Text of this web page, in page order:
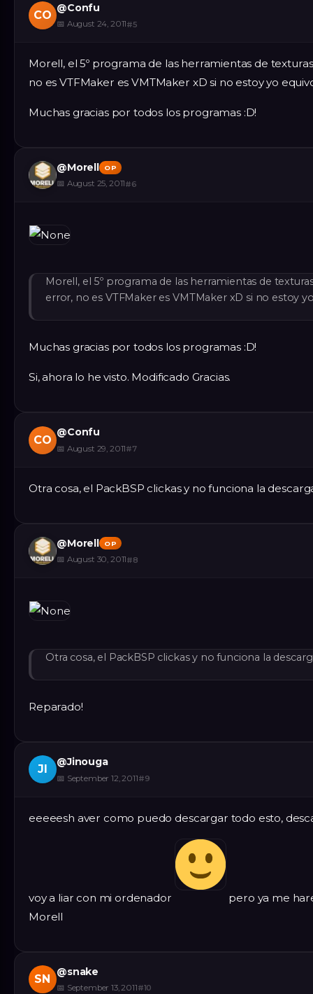
CO
@Confu
📅 August 24, 2011#5
Morell, el 5º programa de las herramientas de
no es VTFMaker es VMTMaker xD si no estoy yo
Muchas gracias por todos los programas :D!
@Morell OP
📅 August 25, 2011#6
Morell, el 5º programa de las herramientas de
error, no es VTFMaker es VMTMaker xD si no estoy
Muchas gracias por todos los programas :D!
Si, ahora lo he visto. Modificado Gracias.
CO
@Confu
📅 August 29, 2011#7
Otra cosa, el PackBSP clickas y no funciona la
@Morell OP
📅 August 30, 2011#8
Otra cosa, el PackBSP clickas y no funciona la
Reparado!
JI
@Jinouga
📅 September 12, 2011#9
eeeeesh aver como puedo descargar todo esto,
voy a liar con mi ordenador
pero ya me
Morell
SN
@snake
📅 September 13, 2011#10